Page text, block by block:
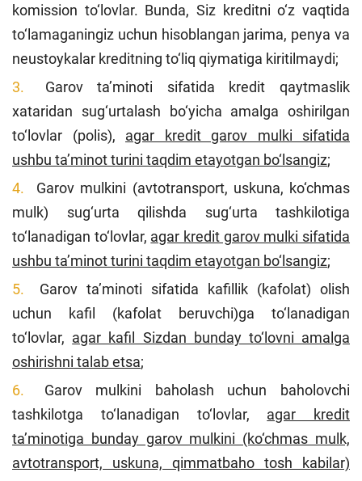
komission to‘lovlar. Bunda, Siz kreditni o‘z vaqtida
to‘lamaganingiz uchun hisoblangan jarima, penya va
neustoykalar kreditning to‘liq qiymatiga kiritilmaydi;
Garov ta’minoti sifatida kredit qaytmaslik
xataridan sug‘urtalash bo‘yicha amalga oshirilgan
to‘lovlar (polis), agar kredit garov mulki sifatida
ushbu ta’minot turini taqdim etayotgan bo‘lsangiz;
Garov mulkini (avtotransport, uskuna, ko‘chmas
mulk) sug‘urta qilishda sug‘urta tashkilotiga
to‘lanadigan to‘lovlar, agar kredit garov mulki sifatida
ushbu ta’minot turini taqdim etayotgan bo‘lsangiz;
Garov ta’minoti sifatida kafillik (kafolat) olish
uchun kafil (kafolat beruvchi)ga to‘lanadigan
to‘lovlar, agar kafil Sizdan bunday to‘lovni amalga
oshirishni talab etsa;
Garov mulkini baholash uchun baholovchi
tashkilotga to‘lanadigan to‘lovlar, agar kredit
ta’minotiga bunday garov mulkini (ko‘chmas mulk,
avtotransport, uskuna, qimmatbaho tosh kabilar)